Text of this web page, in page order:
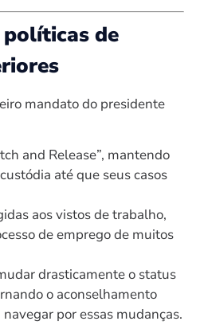
políticas de
mandato do presidente
and Release”, mantendo
até que seus casos
aos vistos de trabalho,
de emprego de muitos
drasticamente o status
o aconselhamento
por essas mudanças.